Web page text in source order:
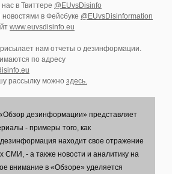
в Твиттере @EUvsDisinfo
в Фейсбуке @EUvsDisinformation
www.euvsdisinfo.eu
нам отчеты о дезинформации.
по адресу
рассылку можно здесь.
дезинформации» представляет
- примеры того, как
находит свое отражение
СМИ, - а также новости и аналитику на
внимание в «Обзоре» уделяется